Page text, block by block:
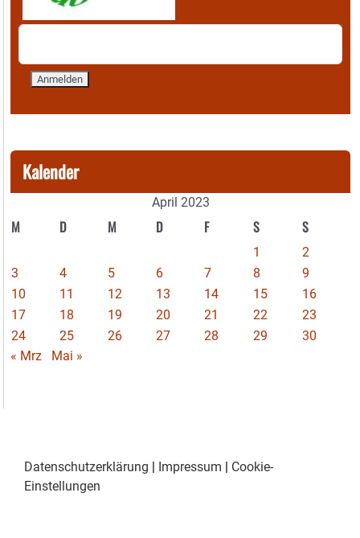
Kalender
April 2023
M D M D F S S
1
2
3
4 5 6 7 8
9
10
11 12 13 14 15
16
17
18 19 20 21 22
23
24
25 26 27 28 29
30
« Mrz
Mai »
Datenschutzerklärung | Impressum | Cookie-
Einstellungen